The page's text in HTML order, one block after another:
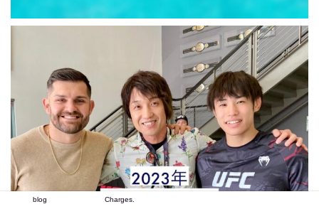
blog Charges.